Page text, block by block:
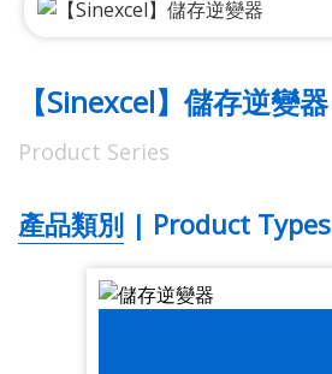
【Sinexcel】儲存逆變器
Product Series
產品類別 | Product Types